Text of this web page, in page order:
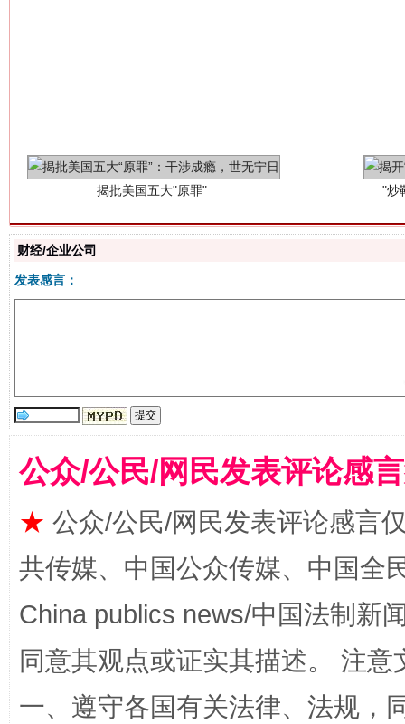
站台名比不上好声名
财经/企业公司
发表感言：
公众/公民/网民发表评论感
★ 公众/公民/网民发表评论感言
共传媒、中国公众传媒、中国全
China publics news/中国法制新
同意其观点或证实其描述。 注
一、遵守各国有关法律、法规，